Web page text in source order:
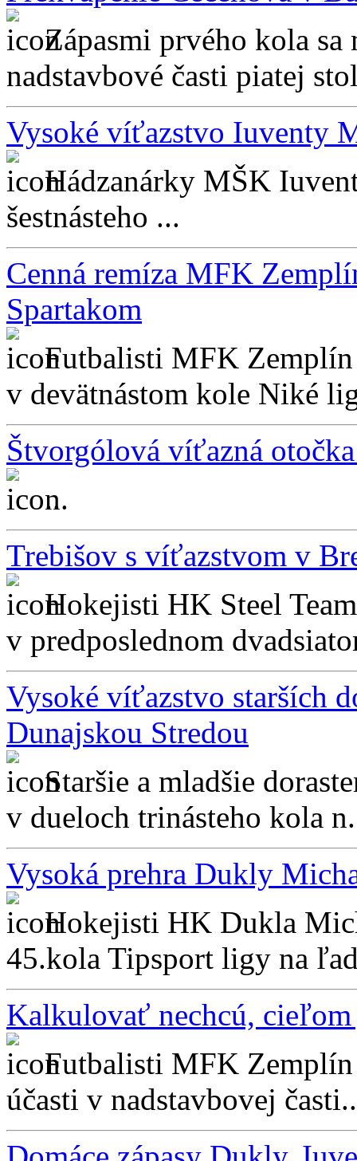
Zápasmi prvého kola
nadstavbové časti piatej
Vysoké víťazstvo Iuventy
Hádzanárky MŠK
šestnásteho ...
Cenná remíza MFK
Spartakom
Futbalisti MFK
v devätnástom kole Niké
Štvorgólová víťazná
...
Trebišov s víťazstvom v
Hokejisti HK Steel
v predposlednom
Vysoké víťazstvo starších
Dunajskou Stredou
Staršie a mladšie
v dueloch trinásteho kola
Vysoká prehra Dukly
Hokejisti HK Dukla
45.kola Tipsport ligy na
Kalkulovať nechcú, cieľom
Futbalisti MFK
účasti v nadstavbovej